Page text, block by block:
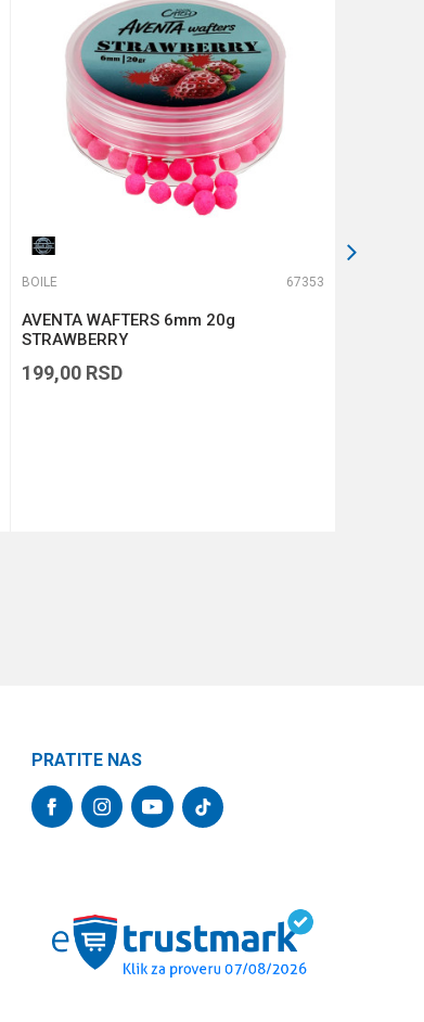
BOILE 67353
AVENTA WAFTERS 6mm 20g
STRAWBERRY
199,00 RSD
PRATITE NAS